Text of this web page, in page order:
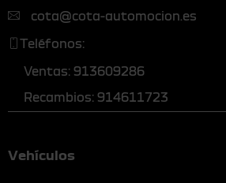
cota@cota-automocion.es
Teléfonos:
Ventas: 913609286
Recambios: 914611723
Vehículos